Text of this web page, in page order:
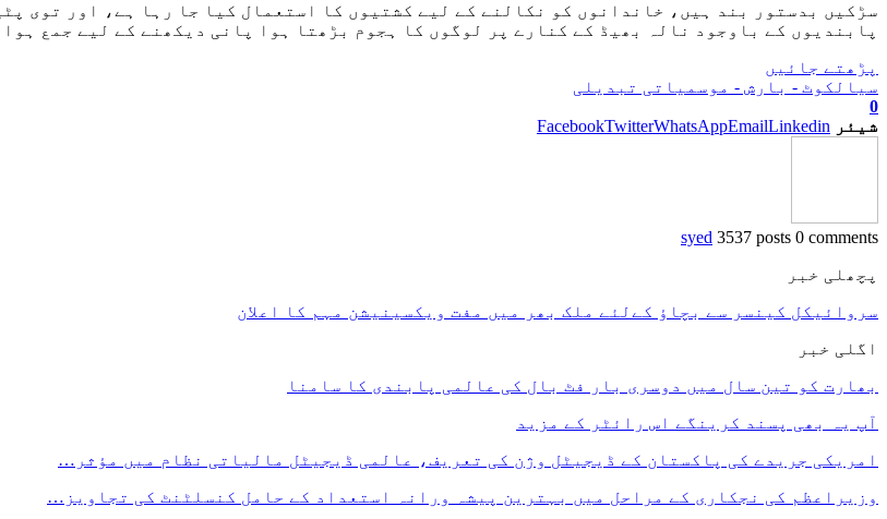
پابندیوں کے باوجود نالہ بھیڈ کے کنارے پر لوگوں کا ہجوم بڑھتا ہوا پانی دیکھنے کے لیے جمع ہوا۔
پڑھتے جائیں
سیالکوٹ - بارش - موسمیاتی تبدیلی
0
شیئر
FacebookTwitterWhatsAppEmailLinkedin
syed 3537 posts 0 comments
پچھلی خبر
سروائیکل کینسر سے بچاؤ کےلئے ملک بھر میں مفت ویکسینیشن مہم کا اعلان
اگلی خبر
بھارت کو تین سال میں دوسری بار فٹ بال کی عالمی پابندی کا سامنا
آپ یہ بھی پسند کرینگے اس رائٹر کے مزید
امریکی جریدے کی پاکستان کے ڈیجیٹل وژن کی تعریف، عالمی ڈیجیٹل مالیاتی نظام میں مؤثر…
وزیراعظم کی نجکاری کے مراحل میں بہترین پیشہ ورانہ استعداد کے حامل کنسلٹنٹ کی تجاویز…